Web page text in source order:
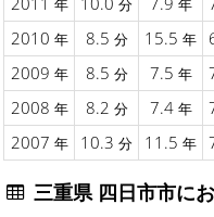
2010 年 8.5 分 15.5 年
2009 年 8.5 分 7.5 年
2008 年 8.2 分 7.4 年
2007 年 10.3 分 11.5 年
三重県 四日市市に